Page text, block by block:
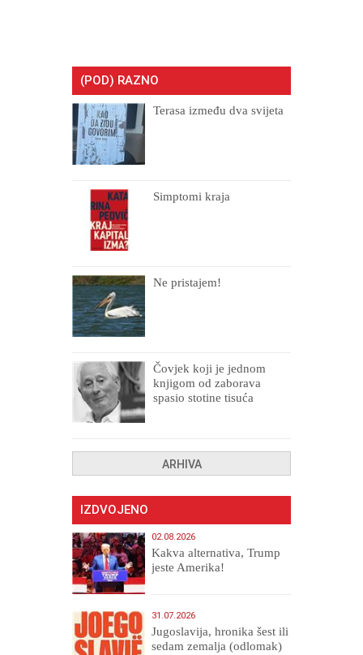
(POD) RAZNO
Terasa između dva svijeta
Simptomi kraja
Ne pristajem!
Čovjek koji je jednom
knjigom od zaborava
spasio stotine tisuća
ARHIVA
IZDVOJENO
02.08.2026
Kakva alternativa, Trump
jeste Amerika!
31.07.2026
Jugoslavija, hronika šest ili
sedam zemalja (odlomak)